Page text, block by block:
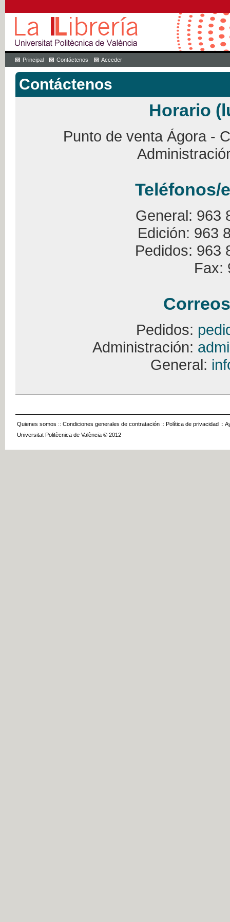
Principal Contáctenos Acceder
Contáctenos
Horario
Punto de venta Ágora -
Teléfonos/
General: 963
Edición: 963
Pedidos: 963
Fax:
Pedidos:
Administración:
General:
Quienes somos :: Condiciones generales de contratación :: Política de privacidad ::
Universitat Politècnica de València © 2012